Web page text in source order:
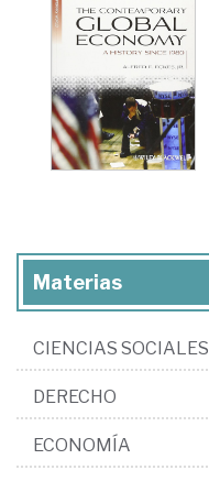
Materias
CIENCIAS SOCIALES
DERECHO
ECONOMÍA